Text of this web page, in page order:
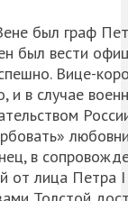
был граф
был вести
Вице-
в случае
в
от лица Петра